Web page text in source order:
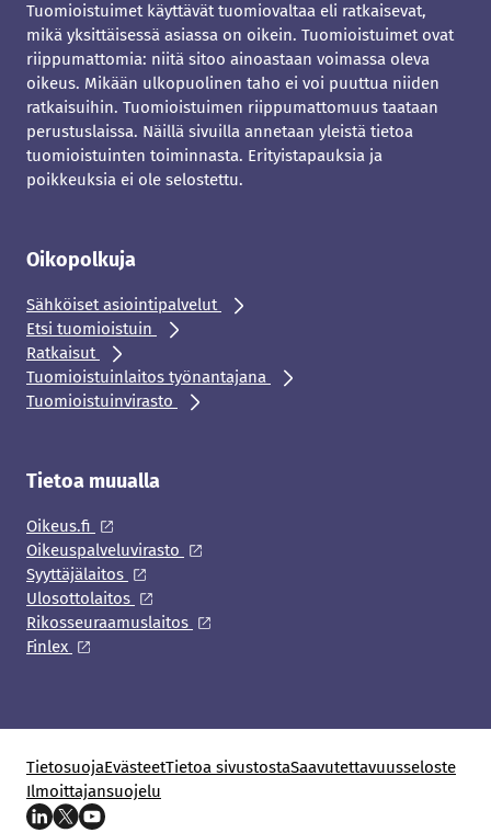
Tuomioistuimet käyttävät tuomiovaltaa eli ratkaisevat,
mikä yksittäisessä asiassa on oikein. Tuomioistuimet ovat
riippumattomia: niitä sitoo ainoastaan voimassa oleva
oikeus. Mikään ulkopuolinen taho ei voi puuttua niiden
ratkaisuihin. Tuomioistuimen riippumattomuus taataan
perustuslaissa. Näillä sivuilla annetaan yleistä tietoa
tuomioistuinten toiminnasta. Erityistapauksia ja
poikkeuksia ei ole selostettu.
Oikopolkuja
Sähköiset asiointipalvelut
Etsi tuomioistuin
Ratkaisut
Tuomioistuinlaitos työnantajana
Tuomioistuinvirasto
Tietoa muualla
Oikeus.fi
Oikeuspalveluvirasto
Syyttäjälaitos
Ulosottolaitos
Rikosseuraamuslaitos
Finlex
TietosuojaEvästeetTietoa sivustostaSaavutettavuusseloste
Ilmoittajansuojelu